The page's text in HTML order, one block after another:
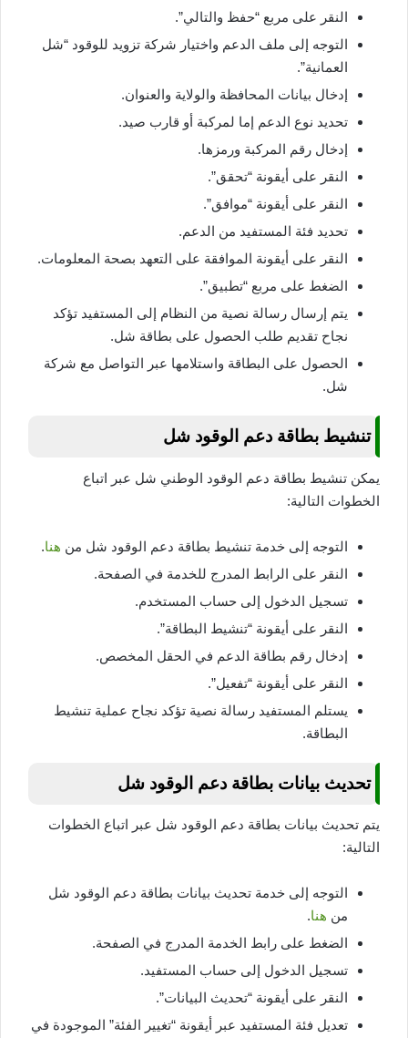
النقر على مربع “حفظ والتالي”.
التوجه إلى ملف الدعم واختيار شركة تزويد للوقود “شل
العمانية”.
إدخال بيانات المحافظة والولاية والعنوان.
تحديد نوع الدعم إما لمركبة أو قارب صيد.
إدخال رقم المركبة ورمزها.
النقر على أيقونة “تحقق”.
النقر على أيقونة “موافق”.
تحديد فئة المستفيد من الدعم.
النقر على أيقونة الموافقة على التعهد بصحة المعلومات.
الضغط على مربع “تطبيق”.
يتم إرسال رسالة نصية من النظام إلى المستفيد تؤكد
نجاح تقديم طلب الحصول على بطاقة شل.
الحصول على البطاقة واستلامها عبر التواصل مع شركة
شل.
تنشيط بطاقة دعم الوقود شل
يمكن تنشيط بطاقة دعم الوقود الوطني شل عبر اتباع
الخطوات التالية:
التوجه إلى خدمة تنشيط بطاقة دعم الوقود شل من هنا.
النقر على الرابط المدرج للخدمة في الصفحة.
تسجيل الدخول إلى حساب المستخدم.
النقر على أيقونة “تنشيط البطاقة”.
إدخال رقم بطاقة الدعم في الحقل المخصص.
النقر على أيقونة “تفعيل”.
يستلم المستفيد رسالة نصية تؤكد نجاح عملية تنشيط
البطاقة.
تحديث بيانات بطاقة دعم الوقود شل
يتم تحديث بيانات بطاقة دعم الوقود شل عبر اتباع الخطوات
التالية:
التوجه إلى خدمة تحديث بيانات بطاقة دعم الوقود شل
من هنا.
الضغط على رابط الخدمة المدرج في الصفحة.
تسجيل الدخول إلى حساب المستفيد.
النقر على أيقونة “تحديث البيانات”.
تعديل فئة المستفيد عبر أيقونة “تغيير الفئة” الموجودة في